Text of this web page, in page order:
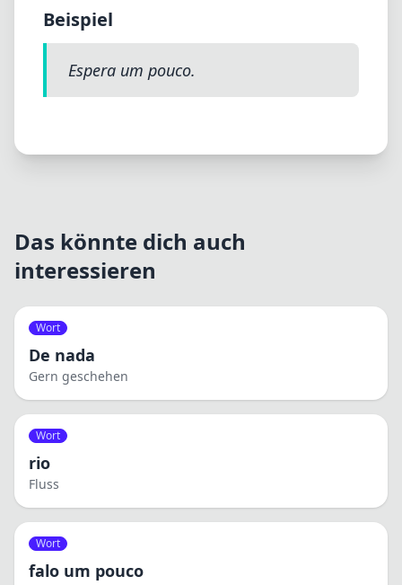
Beispiel
Espera um pouco.
Das könnte dich auch
interessieren
Wort
De nada
Gern geschehen
Wort
rio
Fluss
Wort
falo um pouco